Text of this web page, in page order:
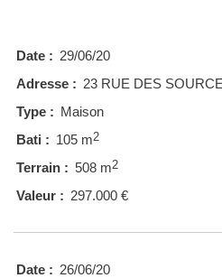
Date : 29/06/20
Adresse : 23 RUE DES
Type : Maison
Bati : 105 m2
Terrain : 508 m2
Valeur : 297.000 €
Date : 26/06/20